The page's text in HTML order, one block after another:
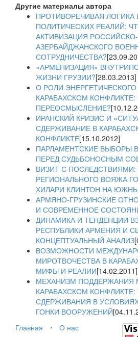
Другие материалы автора
ПРОТИВОРЕЧИВАЯ ЛОГИКА
ПОЛИТИЧЕСКИХ РЕАЛИЙ:
АКТИВИЗАЦИЯ РОССИЙСКО-
АЗЕРБАЙДЖАНСКОГО
СОТРУДНИЧЕСТВА?
«АРМЕНИЗАЦИЯ»
ЖИЗНИ ГРУЗИИ?[28.03.2013]
О РОЛИ ЭНЕРГЕТИЧЕСКОГО
КАРАБАХСКОМ
ПЕРЕОСМЫСЛЕНИЕ?
ИРАНСКИЙ КРИЗИС И
СДЕРЖИВАНИЕ В
КОНФЛИКТЕ[15.10.2012]
ПАРЛАМЕНТСКИЕ ВЫБОРЫ
ПЕРЕД СУДЬБОНОСНЫМ
ВИЗИТ С ПОСЛЕДСТВИЯМИ:
РЕГИОНАЛЬНОГО ВОЯЖА
ХИЛАРИ КЛИНТОН НА
АРМЯНО-ГРУЗИНСКИЕ
И СОВРЕМЕННОЕ
ДИНАМИКА И ТЕНДЕНЦИИ
РЕСПУБЛИКИ АРМЕНИЯ И
КОНЦЕПТУАЛЬНЫЙ АНАЛИЗ
ВОЗМОЖНОСТИ
МИРОТВОЧЕСТВА В
МИФЫ И РЕАЛИИ[14.02.2011]
МЕХАНИЗМ ПОДДЕРЖАНИЯ
КАРАБАХСКОМ
СДЕРЖИВАНИЯ В
ГОНКИ ВООРУЖЕНИЙ
Главная
⋅ О нас